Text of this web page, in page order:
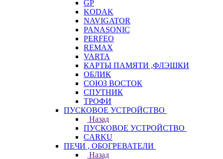
GP
KODAK
NAVIGATOR
PANASONIC
PERFEO
REMAX
VARTA
КАРТЫ ПАМЯТИ ,ФЛЭШКИ
ОБЛИК
СОЮЗ ВОСТОК
СПУТНИК
ТРОФИ
ПУСКОВОЕ УСТРОЙСТВО
Назад
ПУСКОВОЕ УСТРОЙСТВО
CARKU
ПЕЧИ , ОБОГРЕВАТЕЛИ
Назад